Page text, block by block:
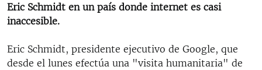
DESINFORMACIÓN RUSA EN AMÉRICA LATINA
Eric Schmidt en un país donde internet es casi
inaccesible.
Eric Schmidt, presidente ejecutivo de Google, que
desde el lunes efectúa una "visita humanitaria" de